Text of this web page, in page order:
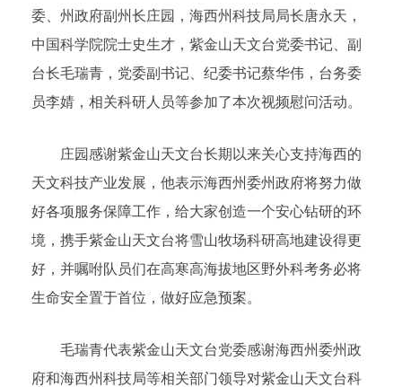
委、州政府副州长庄园，海西州科技局局长唐永天，
中国科学院院士史生才，紫金山天文台党委书记、副
台长毛瑞青，党委副书记、纪委书记蔡华伟，台务委
员李婧，相关科研人员等参加了本次视频慰问活动。
庄园感谢紫金山天文台长期以来关心支持海西的
天文科技产业发展，他表示海西州委州政府将努力做
好各项服务保障工作，给大家创造一个安心钻研的环
境，携手紫金山天文台将雪山牧场科研高地建设得更
好，并嘱咐队员们在高寒高海拔地区野外科考务必将
生命安全置于首位，做好应急预案。
毛瑞青代表紫金山天文台党委感谢海西州委州政
府和海西州科技局等相关部门领导对紫金山天文台科